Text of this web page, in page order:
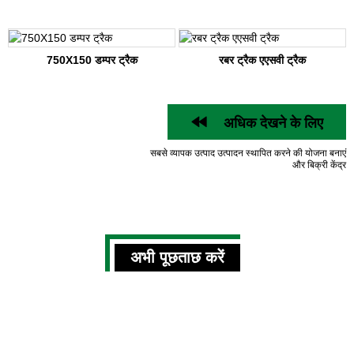
750X150 डम्पर ट्रैक रबर ट्रैक एएसवी ट्रैक
अधिक देखने के लिए
सबसे व्यापक उत्पाद उत्पादन स्थापित करने की योजना बनाएं
और बिक्री केंद्र
अभी पूछताछ करें